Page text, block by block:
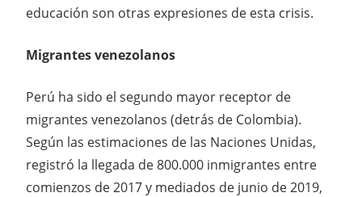
educación son otras expresiones de esta crisis.
Migrantes venezolanos
Perú ha sido el segundo mayor receptor de
migrantes venezolanos (detrás de Colombia).
Según las estimaciones de las Naciones Unidas,
registró la llegada de 800.000 inmigrantes entre
comienzos de 2017 y mediados de junio de 2019,